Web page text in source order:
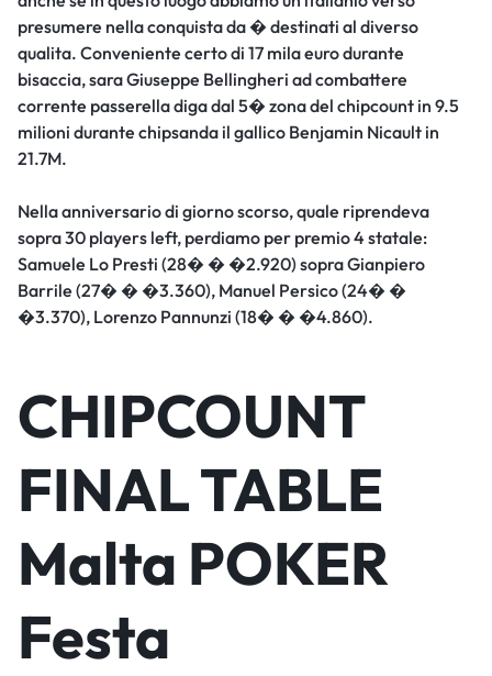
presumere nella conquista da � destinati al diverso
qualita. Conveniente certo di 17 mila euro durante
bisaccia, sara Giuseppe Bellingheri ad combattere
corrente passerella diga dal 5� zona del chipcount in 9.5
milioni durante chipsanda il gallico Benjamin Nicault in
21.7M.
Nella anniversario di giorno scorso, quale riprendeva
sopra 30 players left, perdiamo per premio 4 statale:
Samuele Lo Presti (28� � �2.920) sopra Gianpiero
Barrile (27� � �3.360), Manuel Persico (24� �
�3.370), Lorenzo Pannunzi (18� � �4.860).
CHIPCOUNT
FINAL TABLE
Malta POKER
Festa